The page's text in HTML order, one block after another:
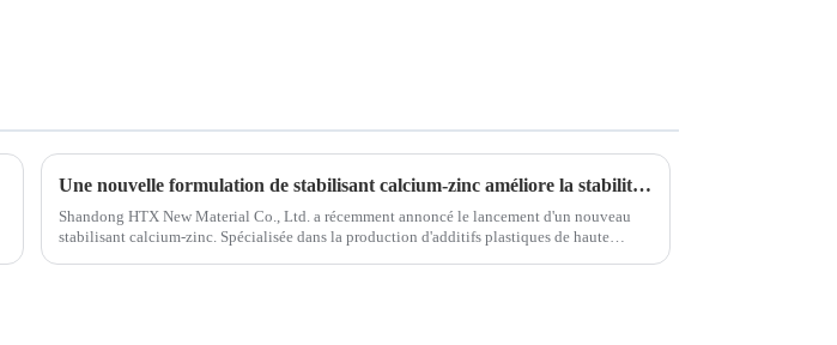
Une nouvelle formulation de stabilisant calcium-zinc améliore la stabilité du produit
Shandong HTX New Material Co., Ltd. a récemment annoncé le lancement d'un nouveau
stabilisant calcium-zinc. Spécialisée dans la production d'additifs plastiques de haute